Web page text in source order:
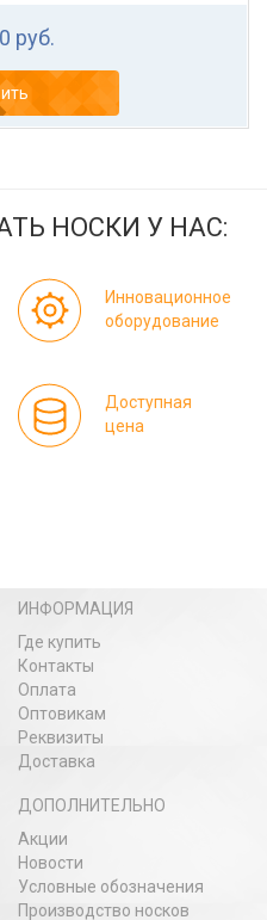
руб.
НОСКИ У НАС:
Инновационное
оборудование
Доступная
цена
ИНФОРМАЦИЯ
Где купить
Контакты
Оплата
Оптовикам
Реквизиты
Доставка
ДОПОЛНИТЕЛЬНО
Акции
Новости
Условные обозначения
Производство носков